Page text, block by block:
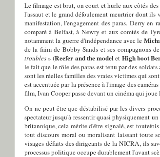
Le filmage est brut, on court et hurle aux côtés
l'assaut et le grand défoulement meurtrier dont
manifestation, l'engagement des paras. Derry
comparé à Belfast, à Newry et aux comtés de
notamment la guerre d'indépendance avec le
de la faim de Bobby Sands et ses compagnons
troubles» (Reefer and the modelet High boot
le fait que le rôle des paras est tenu par des
sont les réelles familles des vraies victimes qui
est accentuée par la présence à l'image des
film, Ivan Cooper passe devant un cinéma qui
On ne peut être que déstabilisé par les divers
spectateur jusqu'à ressentir quasi physiquement
britannique, cela mérite d'être signalé, est
tout discours moral ou moralisant laissant toute
visages défaits des dirigeants de la NICRA, ils
processus politique occupe durablement l'avant